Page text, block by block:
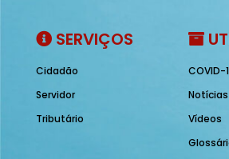
SERVIÇOS
Cidadão
Servidor
Tributário
COVID-
Notícias
Vídeos